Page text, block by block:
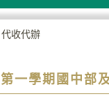
代收代辦
一學期國中部